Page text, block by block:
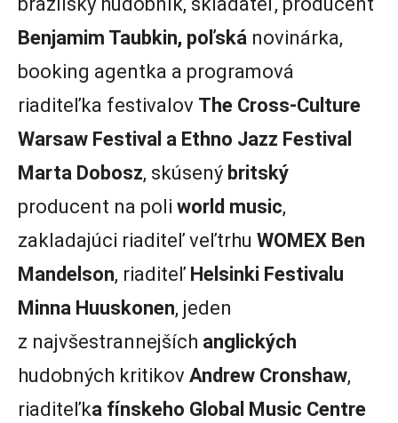
Benjamim Taubkin, poľská novinárka,
booking agentka a programová
riaditeľka festivalov The Cross-Culture
Warsaw Festival a Ethno Jazz Festival
Marta Dobosz, skúsený britský
producent na poli world music,
zakladajúci riaditeľ veľtrhu WOMEX Ben
Mandelson, riaditeľ Helsinki Festivalu
Minna Huuskonen, jeden
z najvšestrannejších anglických
hudobných kritikov Andrew Cronshaw,
riaditeľka fínskeho Global Music Centre